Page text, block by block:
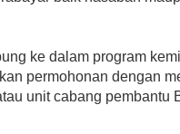
ke dalam program
permohonan dengan
unit cabang pembantu